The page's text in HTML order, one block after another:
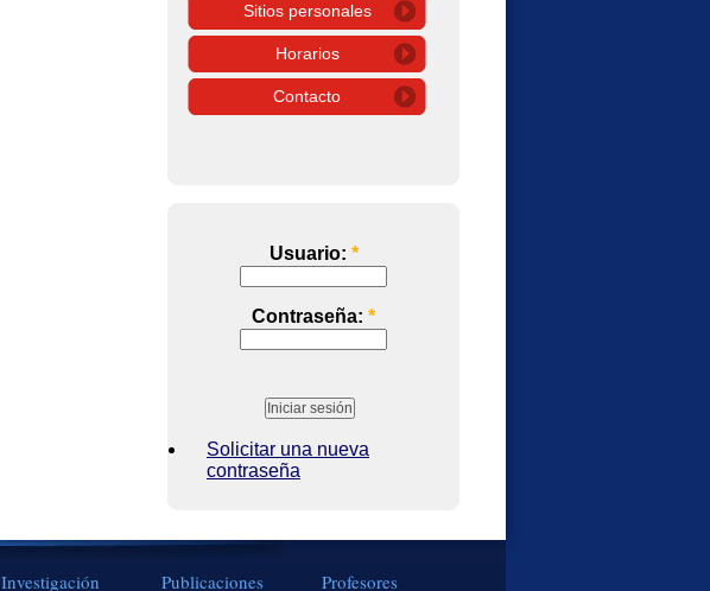
Sitios personales
Horarios
Contacto
Usuario: *
Contraseña: *
Solicitar una nueva
contraseña
Investigación Publicaciones Profesores